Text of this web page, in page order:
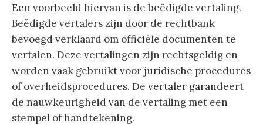
Een voorbeeld hiervan is de beëdigde vertaling.
Beëdigde vertalers zijn door de rechtbank
bevoegd verklaard om officiële documenten te
vertalen. Deze vertalingen zijn rechtsgeldig en
worden vaak gebruikt voor juridische procedures
of overheidsprocedures. De vertaler garandeert
de nauwkeurigheid van de vertaling met een
stempel of handtekening.